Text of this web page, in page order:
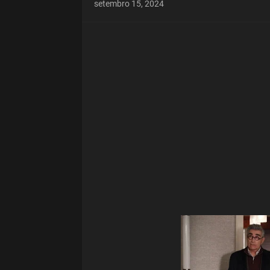
setembro 15, 2024